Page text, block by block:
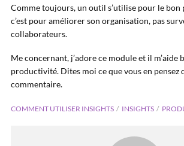
Comme toujours, un outil s’utilise pour le bon
c’est pour améliorer son organisation, pas
collaborateurs.
Me concernant, j’adore ce module et il m’aide
productivité. Dites moi ce que vous en pensez
commentaire.
COMMENT UTILISER INSIGHTS INSIGHTS